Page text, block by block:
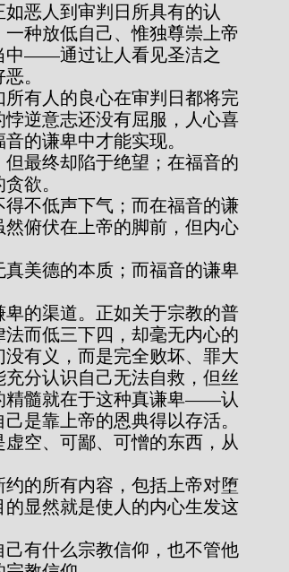
恶人到审判日所具有的认
种放低自己、惟独尊崇上帝
中——通过让人看见圣洁之
。
逆意志还没有屈服，人心喜
的谦卑中才能实现。
欲。
俯伏在上帝的脚前，但内心
而低三下四，却毫无内心的
有义，而是完全败坏、罪大
分认识自己无法自救，但丝
精髓就在于这种真谦卑——认
是靠上帝的恩典得以存活。
空、可鄙、可憎的东西，从
显然就是使人的内心生发这